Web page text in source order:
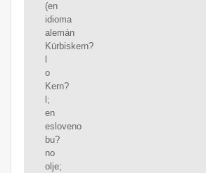
(en
idioma
alemán
Kürbiskern?
o
Kern?
l;
en
esloveno
bu?
no
olje;